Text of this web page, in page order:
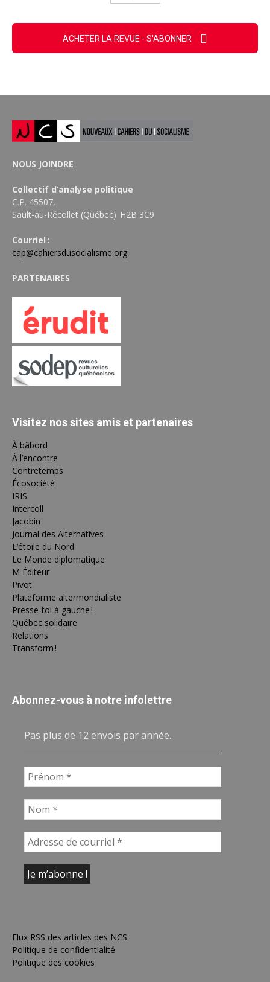
ACHETER LA REVUE - S'ABONNER
NOUS JOINDRE
Collectif d’analyse politique
C.P. 45507,
Sault-au-Récollet (Québec) H2B 3C9
Courriel :
cap@cahiersdusocialisme.org
PARTENAIRES
Visitez nos sites amis et partenaires
À bâbord
À l’encontre
Contretemps
Écosociété
IRIS
Intercoll
Jacobin
Journal des Alternatives
L’étoile du Nord
Le Monde diplomatique
M Éditeur
Pivot
Plateforme altermondialiste
Presse-toi à gauche !
Québec solidaire
Relations
Transform !
Abonnez-vous à notre infolettre
Pas plus de 12 envois par année.
Flux RSS des articles des NCS
Politique de confidentialité
Politique des cookies